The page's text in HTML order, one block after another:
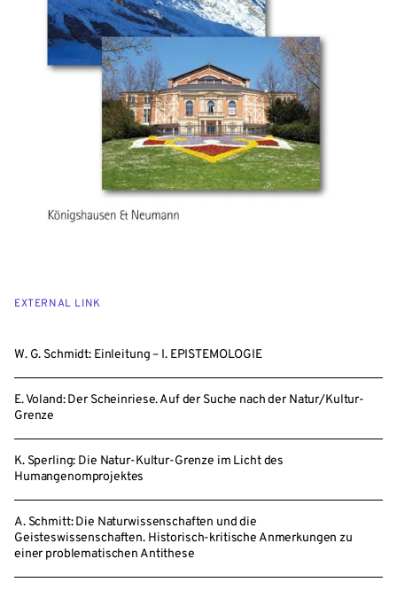
EXTERNAL LINK
W. G. Schmidt: Einleitung – I. EPISTEMOLOGIE
E. Voland: Der Scheinriese. Auf der Suche nach der Natur/Kultur-
Grenze
K. Sperling: Die Natur-Kultur-Grenze im Licht des
Humangenomprojektes
A. Schmitt: Die Naturwissenschaften und die
Geisteswissenschaften. Historisch-kritische Anmerkungen zu
einer problematischen Antithese